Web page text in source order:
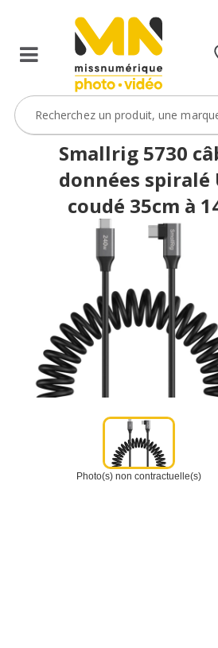
Smallrig 5730
données spiralé
coudé 35cm à
Photo(s) non contractuelle(s)